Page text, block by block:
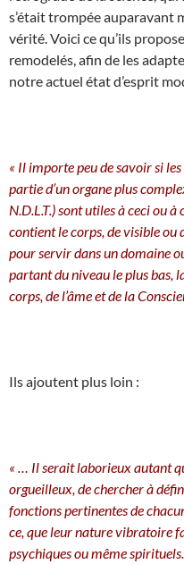
s’était trompée auparavant
vérité. Voici ce qu’ils
remodelés, afin de les
notre actuel état d’esprit
« Il importe peu de savoir si
partie d’un organe plus
N.D.L.T.) sont utiles à ceci ou
contient le corps, de visible ou
pour servir dans un domaine
partant du niveau le plus bas,
corps, de l’âme et de la
Ils ajoutent plus loin :
« … Il serait laborieux autant
orgueilleux, de chercher à
fonctions pertinentes de
ce, que leur nature vibratoire
psychiques ou même